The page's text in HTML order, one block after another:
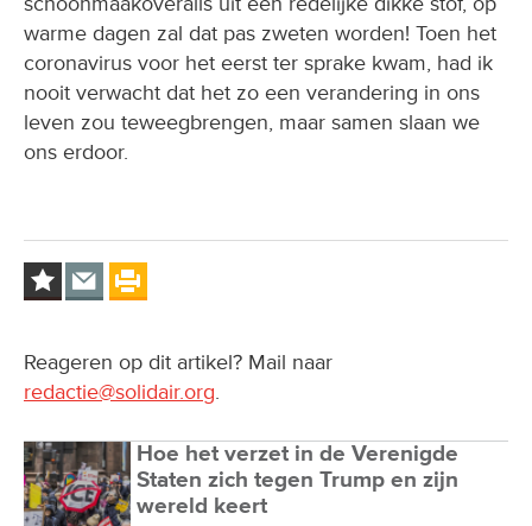
warme dagen zal dat pas zweten worden! Toen het
coronavirus voor het eerst ter sprake kwam, had ik
nooit verwacht dat het zo een verandering in ons
leven zou teweegbrengen, maar samen slaan we
ons erdoor.
Reageren op dit artikel? Mail naar
redactie@solidair.org.
Hoe het verzet in de Verenigde
Staten zich tegen Trump en zijn
wereld keert